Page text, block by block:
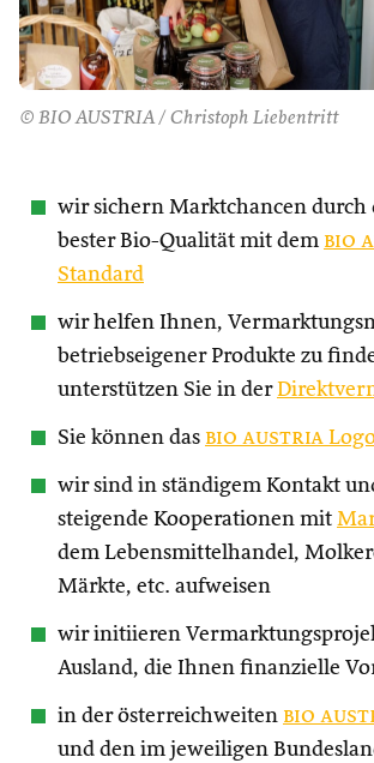
© BIO AUSTRIA / Christoph Liebentritt
wir sichern Marktchancen durch
bester Bio-Qualität mit dem bio
Standard
wir helfen Ihnen,
betriebseigener Produkte zu
unterstützen Sie in der
Sie können das bio austria
wir sind in ständigem Kontakt
steigende Kooperationen mit
dem Lebensmittelhandel,
Märkte, etc. aufweisen
wir initiieren
Ausland, die Ihnen finanzielle
in der österreichweiten bio
und den im jeweiligen